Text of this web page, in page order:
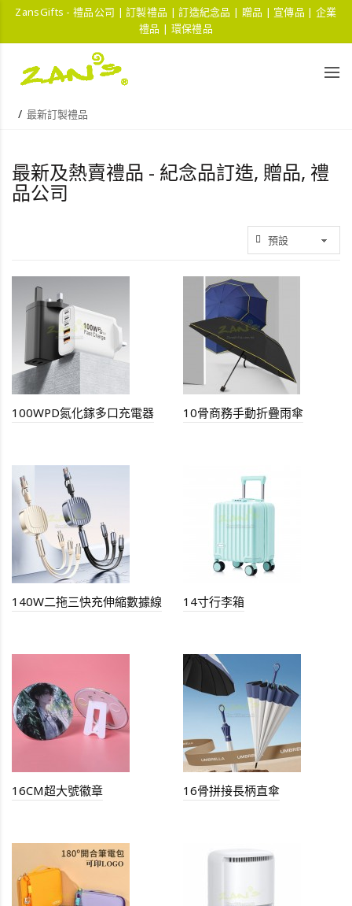
ZansGifts - 禮品公司 | 訂製禮品 | 訂造紀念品 | 贈品 | 宣傳品 | 企業
禮品 | 環保禮品
最新訂製禮品
最新及熱賣禮品 - 紀念品訂造, 贈品, 禮
品公司
100WPD氮化鎵多口充電器 10骨商務手動折疊雨傘
140W二拖三快充伸縮數據線 14寸行李箱
16CM超大號徽章 16骨拼接長柄直傘